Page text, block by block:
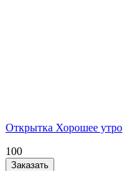
Открытка Хорошее утро
100
Заказать